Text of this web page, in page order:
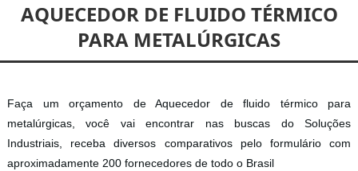
AQUECEDOR DE FLUIDO TÉRMICO
PARA METALÚRGICAS
Faça um orçamento de Aquecedor de fluido térmico para
metalúrgicas, você vai encontrar nas buscas do Soluções
Industriais, receba diversos comparativos pelo formulário com
aproximadamente 200 fornecedores de todo o Brasil